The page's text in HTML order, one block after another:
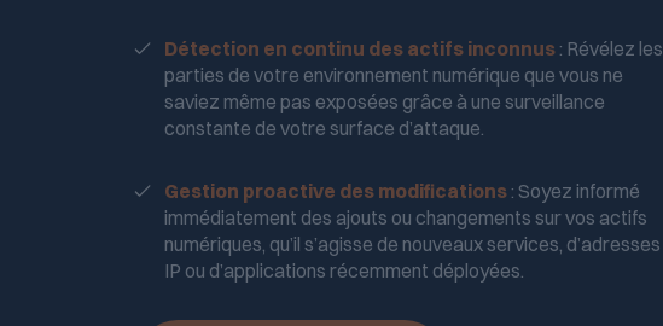
Détection en continu des actifs inconnus : Révélez les
parties de votre environnement numérique que vous ne
saviez même pas exposées grâce à une surveillance
constante de votre surface d’attaque.
Gestion proactive des modifications : Soyez informé
immédiatement des ajouts ou changements sur vos actifs
numériques, qu’il s’agisse de nouveaux services, d’adresses
IP ou d’applications récemment déployées.